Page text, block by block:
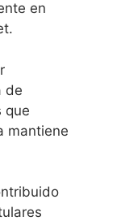
en
de
que
mantiene